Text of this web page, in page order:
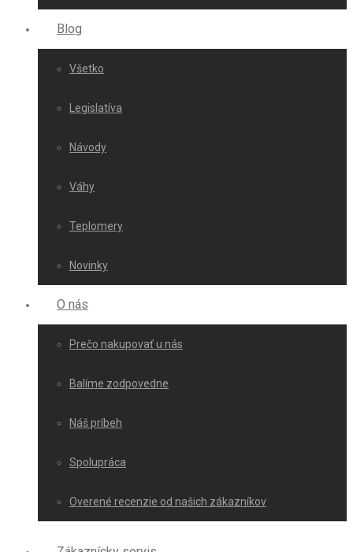
Blog
Všetko
Legislatíva
Návody
Váhy
Teplomery
Novinky
O nás
Prečo nakupovať u nás
Balíme zodpovedne
Náš príbeh
Spolupráca
Overené recenzie od našich zákazníkov